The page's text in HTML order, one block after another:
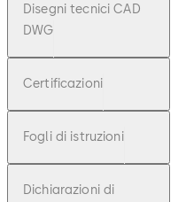
Disegni tecnici CAD
DWG
Certificazioni
Fogli di istruzioni
Dichiarazioni di